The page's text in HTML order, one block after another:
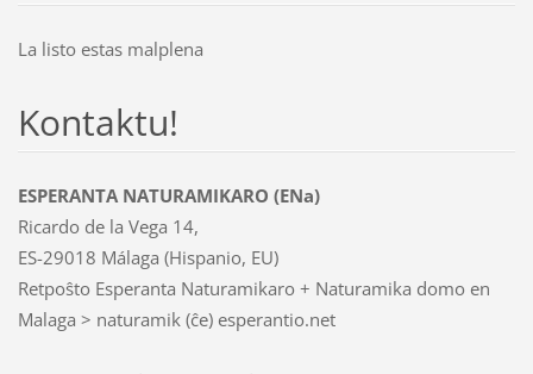
La listo estas malplena
Kontaktu!
ESPERANTA NATURAMIKARO (ENa)
Ricardo de la Vega 14,
ES-29018 Málaga (Hispanio, EU)
Retpoŝto Esperanta Naturamikaro + Naturamika domo en
Malaga > naturamik (ĉe) esperantio.net